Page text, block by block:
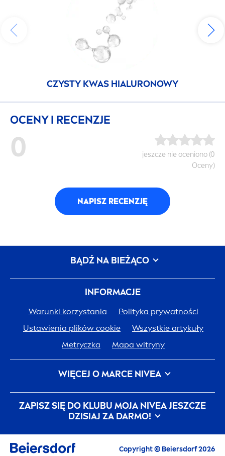
CZYSTY KWAS HIALURONOWY
OCENY I RECENZJE
0
jeszcze nie oceniono (0
Oceny)
NAPISZ RECENZJĘ
INFORMACJE
Warunki korzystania
Polityka prywatności
Ustawienia plików cookie
Wszystkie artykuły
Metryczka
Mapa witryny
WIĘCEJ O MARCE NIVEA
HistoriaNIVEA
Kariera w Beiersdorf
JEDNA SKÓRA. JEDNA PLANETA. JEDNA TROSKA.
ZAPISZ SIĘ DO KLUBU MOJA NIVEAJESZCZE
DZISIAJ ZA DARMO!
BĄDŹ NA BIEŻĄCO
Copyright © Beiersdorf 2026